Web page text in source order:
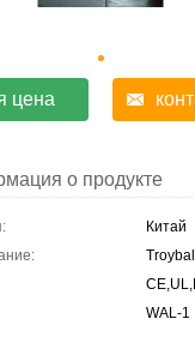
цена
о продукте
Китай
WAL-1